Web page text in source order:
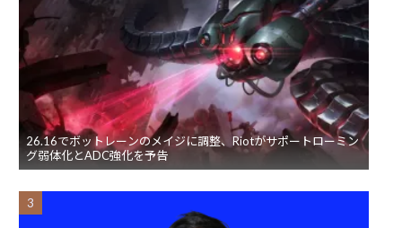
26.16でボットレーンのメイジに調整、Riotがサポートローミン
グ弱体化とADC強化を予告